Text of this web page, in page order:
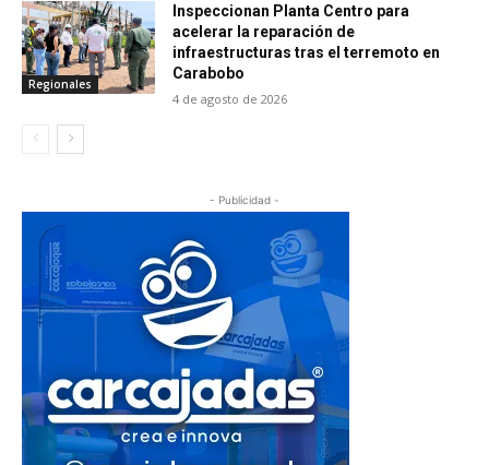
Regionales
Inspeccionan Planta Centro para
acelerar la reparación de
infraestructuras tras el terremoto en
Carabobo
4 de agosto de 2026
- Publicidad -